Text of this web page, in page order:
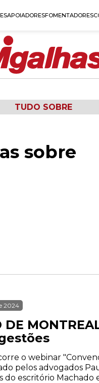
APOIADORESFOMENTADORES
TUDO SOBRE
sobre
2024
DE
o webinar
pelos advogados
do escritório Machado